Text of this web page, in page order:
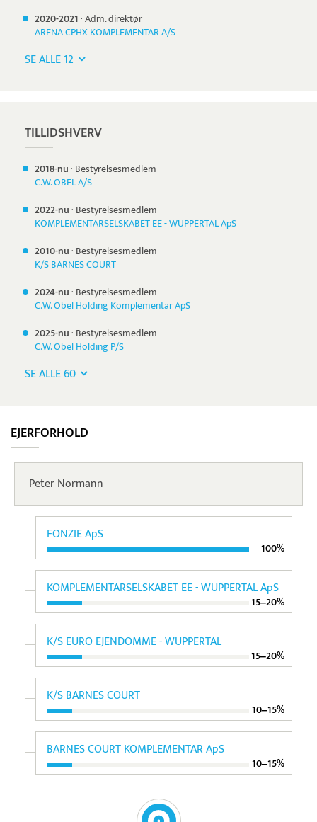
2020-2021·Adm. direktør
ARENA CPHX KOMPLEMENTAR A/S
SE ALLE 12
TILLIDSHVERV
2018-nu· Bestyrelsesmedlem
C.W. OBEL A/S
2022-nu· Bestyrelsesmedlem
KOMPLEMENTARSELSKABET EE - WUPPERTAL ApS
2010-nu· Bestyrelsesmedlem
K/S BARNES COURT
2024-nu· Bestyrelsesmedlem
C.W. Obel Holding Komplementar ApS
2025-nu· Bestyrelsesmedlem
C.W. Obel Holding P/S
SE ALLE 60
EJERFORHOLD
Peter Normann
FONZIE ApS
100%
KOMPLEMENTARSELSKABET EE - WUPPERTAL ApS
15‒20%
K/S EURO EJENDOMME - WUPPERTAL
15‒20%
K/S BARNES COURT
10‒15%
BARNES COURT KOMPLEMENTAR ApS
10‒15%